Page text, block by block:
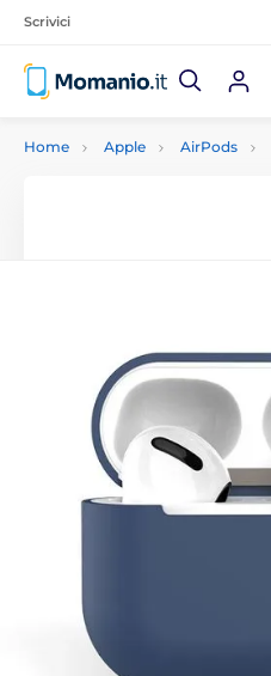
Scrivici
Home Apple AirPods